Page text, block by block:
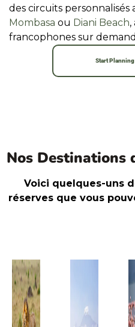
des circuits personnalisés
Mombasa ou Diani Beach,
francophones sur
Start
Nos Destinations
Voici quelques-uns
réserves que vous